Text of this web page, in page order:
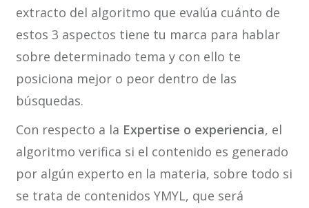
extracto del algoritmo que evalúa cuánto de
estos 3 aspectos tiene tu marca para hablar
sobre determinado tema y con ello te
posiciona mejor o peor dentro de las
búsquedas.
Con respecto a la Expertise o experiencia, el
algoritmo verifica si el contenido es generado
por algún experto en la materia, sobre todo si
se trata de contenidos YMYL, que será